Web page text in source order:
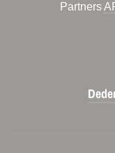
Partners